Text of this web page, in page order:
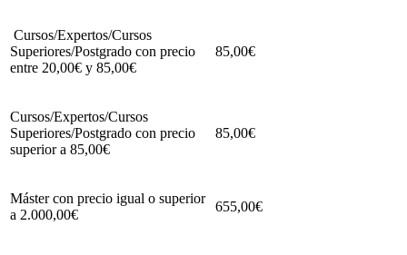
Cursos/Expertos/Cursos
Superiores/Postgrado con precio
entre 20,00€ y 85,00€
85,00€
Cursos/Expertos/Cursos
Superiores/Postgrado con precio
superior a 85,00€
85,00€
Máster con precio igual o superior
a 2.000,00€
655,00€